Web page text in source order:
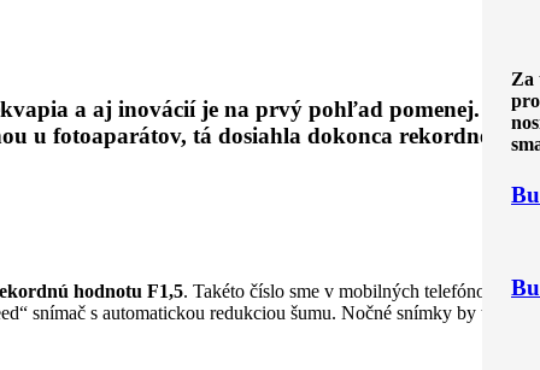
Za
a aj inovácií je na prvý pohľad pomenej. To
u fotoaparátov, tá dosiahla dokonca rekordné
hodnotu F1,5. Takéto číslo sme v mobilných telefónoch
snímač s automatickou redukciou šumu. Nočné snímky by teda